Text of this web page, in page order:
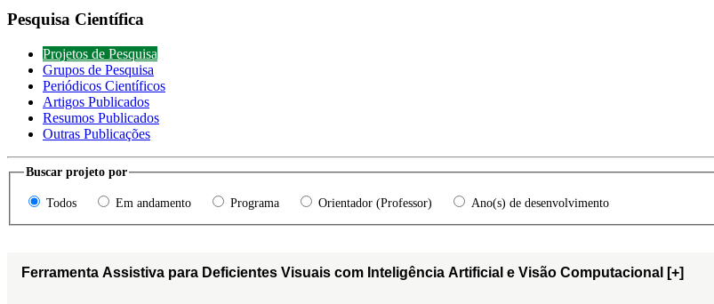
Pesquisa Científica
Projetos de Pesquisa
Grupos de Pesquisa
Periódicos Científicos
Artigos Publicados
Resumos Publicados
Outras Publicações
Buscar projeto por
Todos Em andamento Programa Orientador (Professor) Ano(s) de desenvolvimento
Ferramenta Assistiva para Deficientes Visuais com Inteligência Artificial e Visão Computacional [+]